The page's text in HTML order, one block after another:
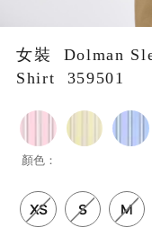
女裝 Dolman
Shirt 359501
顏色：
XS S M